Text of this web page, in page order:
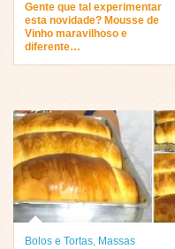
Gente que tal experimentar
esta novidade? Mousse de
Vinho maravilhoso e
diferente…
Bolos e Tortas, Massas